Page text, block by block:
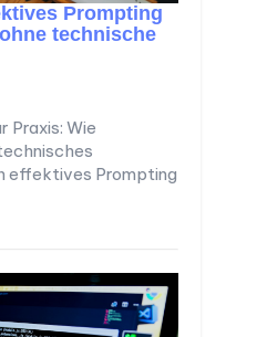
Prompting
technische
Praxis: Wie
effektives Prompting